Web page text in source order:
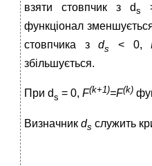
взяти стовпчик з ds
функціонал
стовпчика зds < 0,
збільшується.
При ds = 0, F(k+1)=F(k)
Визначник ds служить